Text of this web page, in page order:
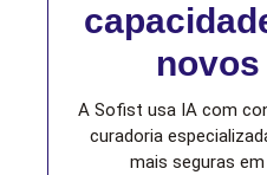
A Sofist usa IA com
curadoria
mais seguras